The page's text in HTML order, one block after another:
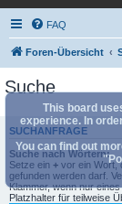
FAQ
Foren-Übersicht
Suche
SUCHANFRAGE
Suche nach Wörtern:
Setze ein + vor ein Wort,
gefunden werden darf.
Klammer, wenn nur
Platzhalter für teilweise
This board
experience. In
You can find out